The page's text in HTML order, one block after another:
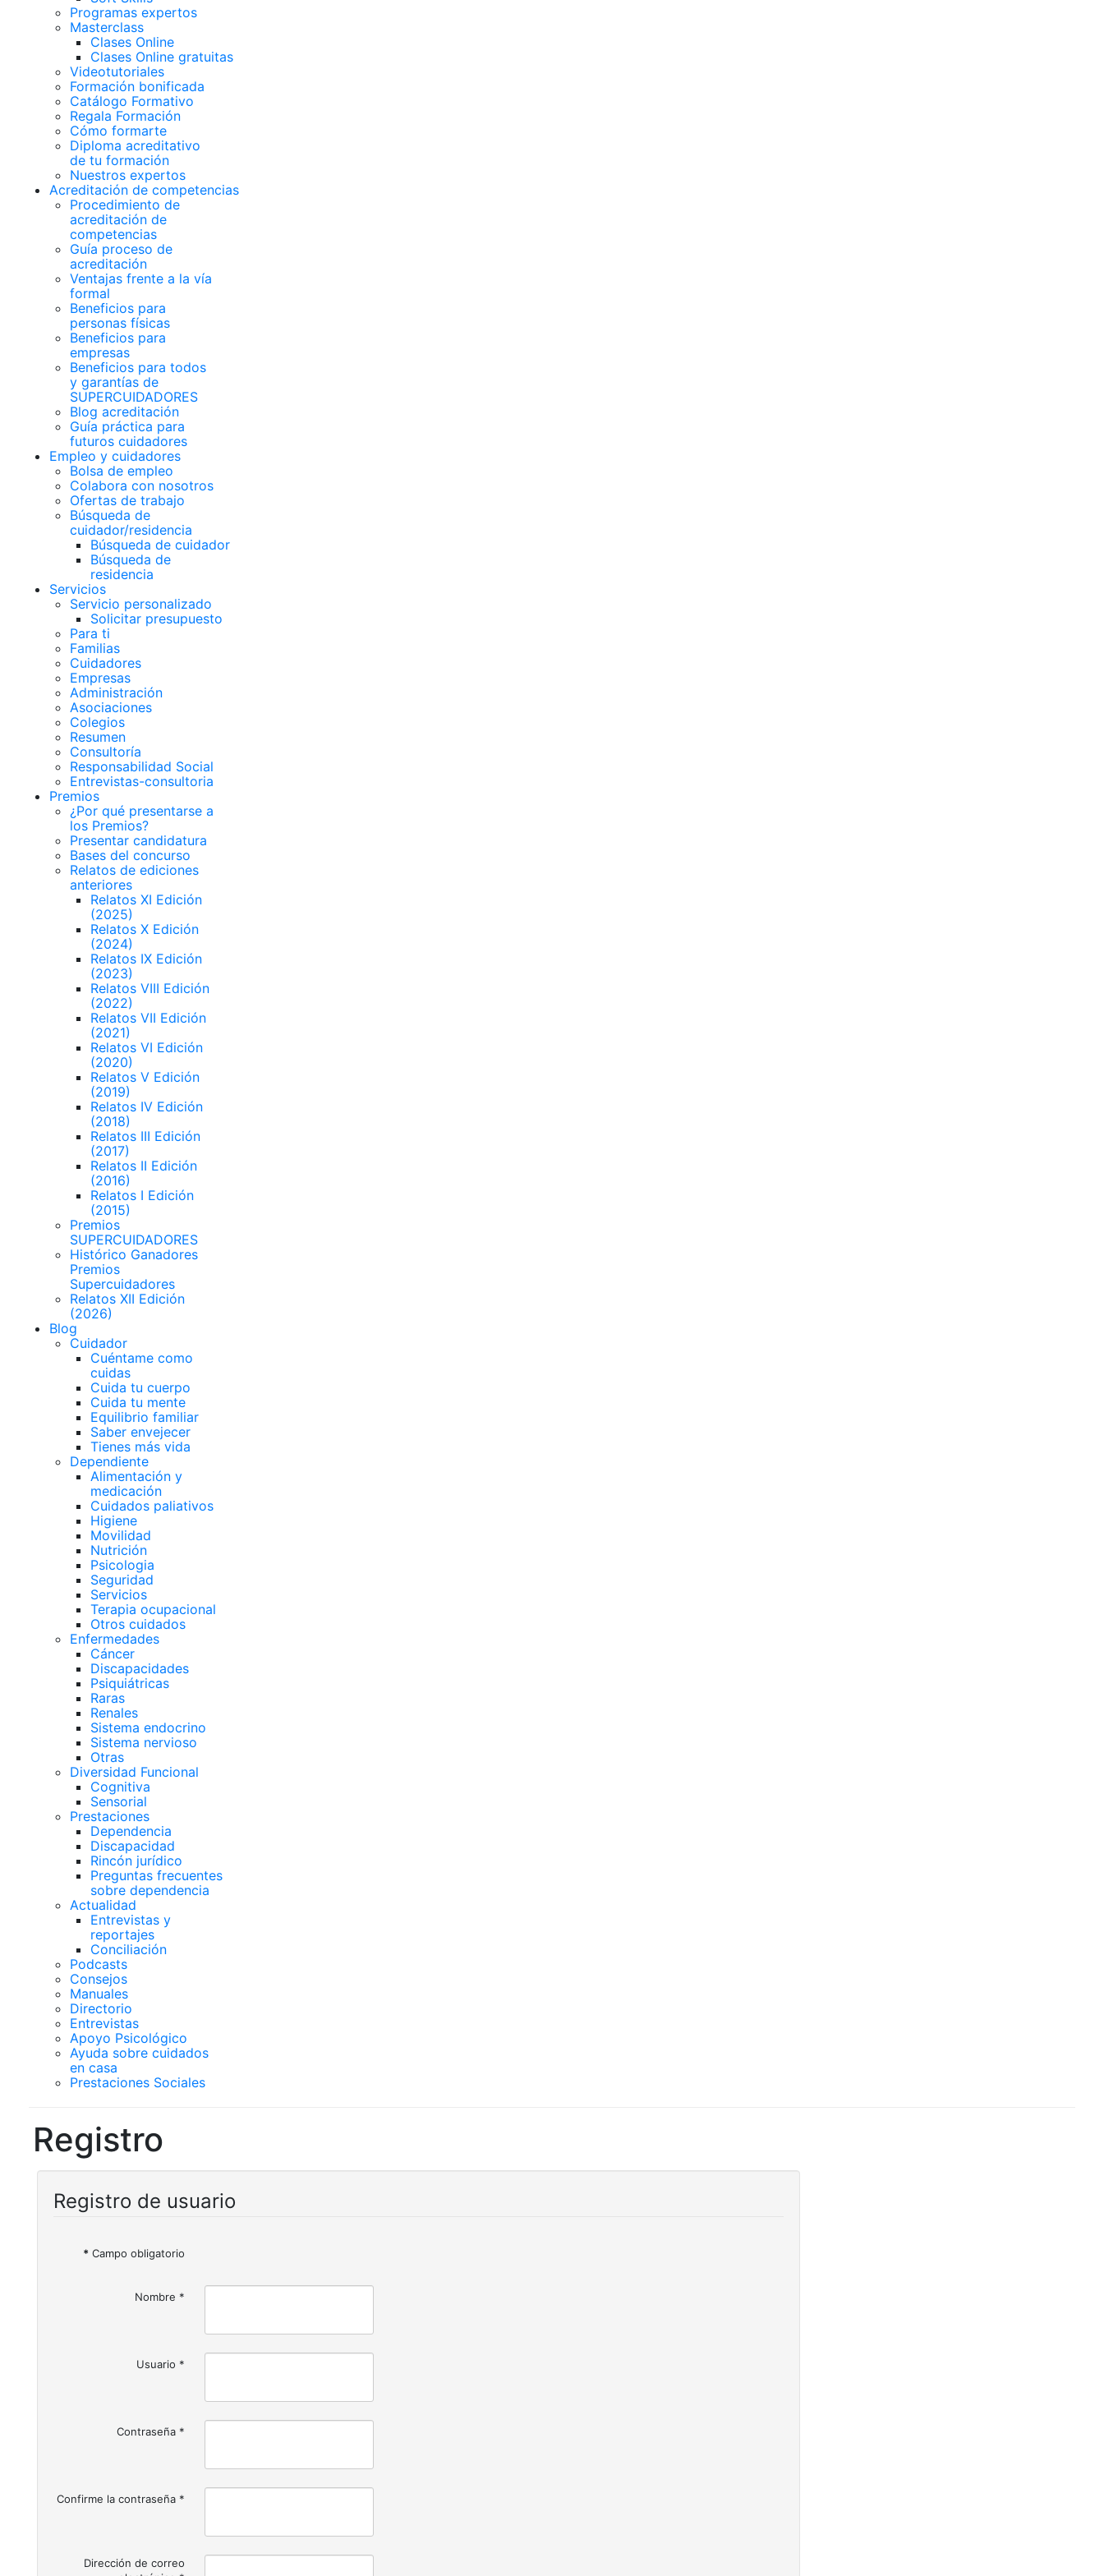
Programas expertos
Masterclass
Clases Online
Clases Online gratuitas
Videotutoriales
Formación bonificada
Catálogo Formativo
Regala Formación
Cómo formarte
Diploma acreditativo
de tu formación
Nuestros expertos
Acreditación de competencias
Procedimiento de
acreditación de
competencias
Guía proceso de
acreditación
Ventajas frente a la vía
formal
Beneficios para
personas físicas
Beneficios para
empresas
Beneficios para todos
y garantías de
SUPERCUIDADORES
Blog acreditación
Guía práctica para
futuros cuidadores
Empleo y cuidadores
Bolsa de empleo
Colabora con nosotros
Ofertas de trabajo
Búsqueda de
cuidador/residencia
Búsqueda de cuidador
Búsqueda de
residencia
Servicios
Servicio personalizado
Solicitar presupuesto
Para ti
Familias
Cuidadores
Empresas
Administración
Asociaciones
Colegios
Resumen
Consultoría
Responsabilidad Social
Entrevistas-consultoria
Premios
¿Por qué presentarse a
los Premios?
Presentar candidatura
Bases del concurso
Relatos de ediciones
anteriores
Relatos XI Edición
(2025)
Relatos X Edición
(2024)
Relatos IX Edición
(2023)
Relatos VIII Edición
(2022)
Relatos VII Edición
(2021)
Relatos VI Edición
(2020)
Relatos V Edición
(2019)
Relatos IV Edición
(2018)
Relatos III Edición
(2017)
Relatos II Edición
(2016)
Relatos I Edición
(2015)
Premios
SUPERCUIDADORES
Histórico Ganadores
Premios
Supercuidadores
Relatos XII Edición
(2026)
Blog
Cuidador
Cuéntame como
cuidas
Cuida tu cuerpo
Cuida tu mente
Equilibrio familiar
Saber envejecer
Tienes más vida
Dependiente
Alimentación y
medicación
Cuidados paliativos
Higiene
Movilidad
Nutrición
Psicologia
Seguridad
Servicios
Terapia ocupacional
Otros cuidados
Enfermedades
Cáncer
Discapacidades
Psiquiátricas
Raras
Renales
Sistema endocrino
Sistema nervioso
Otras
Diversidad Funcional
Cognitiva
Sensorial
Prestaciones
Dependencia
Discapacidad
Rincón jurídico
Preguntas frecuentes
sobre dependencia
Actualidad
Entrevistas y
reportajes
Conciliación
Podcasts
Consejos
Manuales
Directorio
Entrevistas
Apoyo Psicológico
Ayuda sobre cuidados
en casa
Prestaciones Sociales
Registro
Registro de usuario
* Campo obligatorio
Nombre *
Usuario *
Contraseña *
Confirme la contraseña *
Dirección de correo